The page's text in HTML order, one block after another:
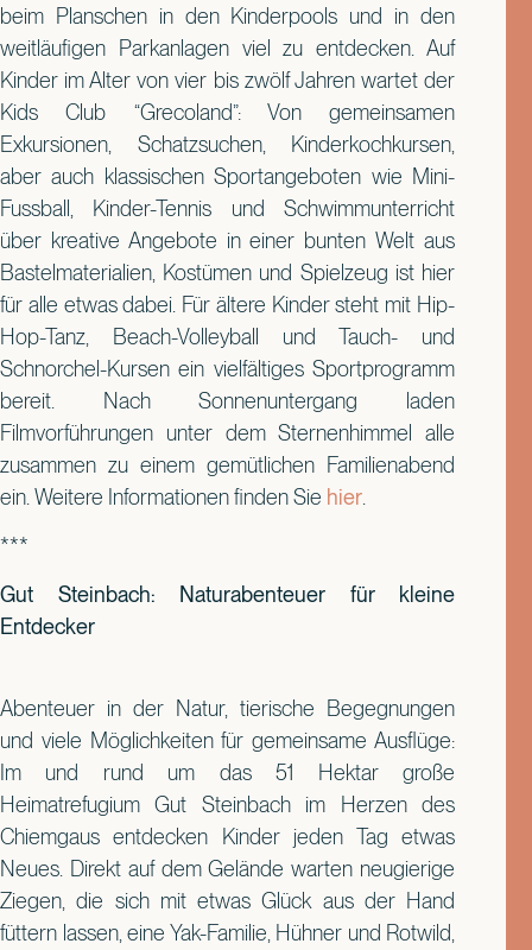
beim Planschen in den Kinderpools und in den
weitläufigen Parkanlagen viel zu entdecken. Auf
Kinder im Alter von vier bis zwölf Jahren wartet der
Kids Club “Grecoland”: Von gemeinsamen
Exkursionen, Schatzsuchen, Kinderkochkursen,
aber auch klassischen Sportangeboten wie Mini-
Fussball, Kinder-Tennis und Schwimmunterricht
über kreative Angebote in einer bunten Welt aus
Bastelmaterialien, Kostümen und Spielzeug ist hier
für alle etwas dabei. Für ältere Kinder steht mit Hip-
Hop-Tanz, Beach-Volleyball und Tauch- und
Schnorchel-Kursen ein vielfältiges Sportprogramm
bereit. Nach Sonnenuntergang laden
Filmvorführungen unter dem Sternenhimmel alle
zusammen zu einem gemütlichen Familienabend
ein. Weitere Informationen finden Sie hier
***
Gut Steinbach: Naturabenteuer für kleine
Entdecker
Abenteuer in der Natur, tierische Begegnungen
und viele Möglichkeiten für gemeinsame Ausflüge:
Im und rund um das 51 Hektar große
Heimatrefugium Gut Steinbach im Herzen des
Chiemgaus entdecken Kinder jeden Tag etwas
Neues. Direkt auf dem Gelände warten neugierige
Ziegen, die sich mit etwas Glück aus der Hand
füttern lassen, eine Yak-Familie, Hühner und Rotwild,